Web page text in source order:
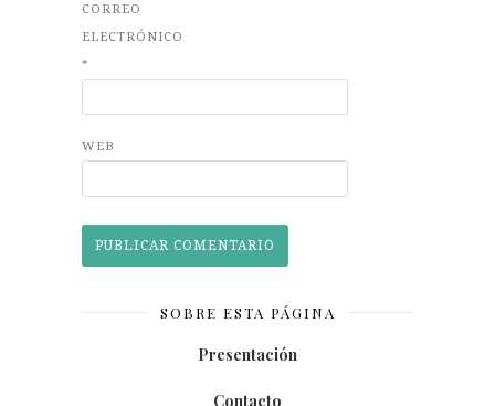
CORREO
ELECTRÓNICO
*
WEB
SOBRE ESTA PÁGINA
Presentación
Contacto